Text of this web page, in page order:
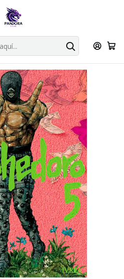
superiores a 49.990 el envio es
singles
DOROHEDORO 05